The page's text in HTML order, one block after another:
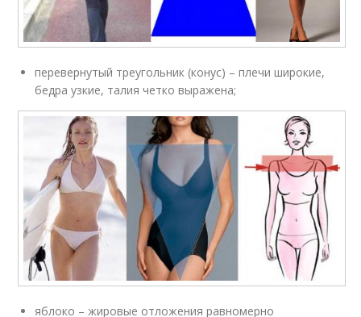
перевернутый треугольник (конус) – плечи широкие,
бедра узкие, талия четко выражена;
яблоко – жировые отложения равномерно